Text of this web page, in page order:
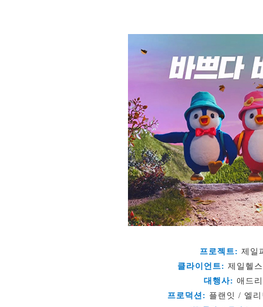
프로젝트: 제일
클라이언트: 제일헬
대행사: 애드
프로덕션: 플랜잇 / 엘